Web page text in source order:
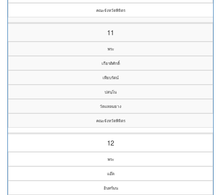
คณะจังหวัดพิจิตร
11
พระ
เกียรติศักดิ์
เทียบรัตน์
ปสนฺโน
วัดแหลมยาง
คณะจังหวัดพิจิตร
12
พระ
แอ๊ด
อินทร์มน